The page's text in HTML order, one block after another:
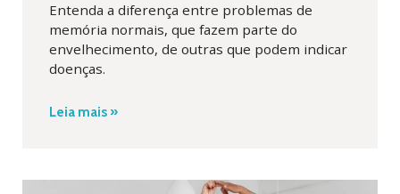
Entenda a diferença entre problemas de
memória normais, que fazem parte do
envelhecimento, de outras que podem indicar
doenças.
Leia mais »